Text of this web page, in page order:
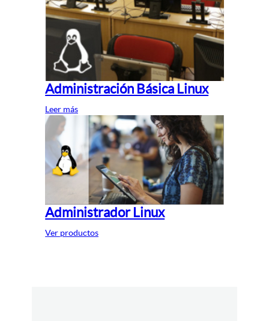
Administración Básica Linux
Leer más
Administrador Linux
Ver productos